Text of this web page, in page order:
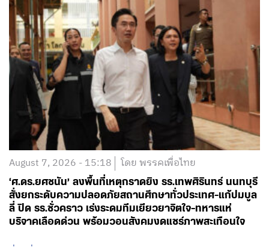
August 7, 2026 - 15:18 โดย พรรคเพื่อไทย
‘ศ.ดร.ยศชนัน’ ลงพื้นที่เหตุกราดยิง รร.เทพศิรินทร์ นนทบุรี
สั่งยกระดับความปลอดภัยสถานศึกษาทั่วประเทศ-แก้ปมบูล
ลี่ ปิด รร.ชั่วคราว เร่งระดมทีมเยียวยาจิตใจ-ทหารแห่
บริจาคเลือดด่วน พร้อมวอนสังคมงดแชร์ภาพสะเทือนใจ